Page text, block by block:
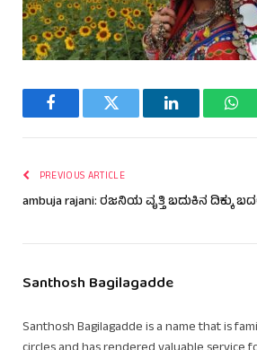
FacebookTwitter LinkedIn
PREVIOUS ARTICLE
ambuja rajani: ರಜನಿಯ ವೃತ್ತಿ ಬದುಕಿನ ದಿಕ್ಕು
Santhosh Bagilagadde
Santhosh Bagilagadde is a name that is